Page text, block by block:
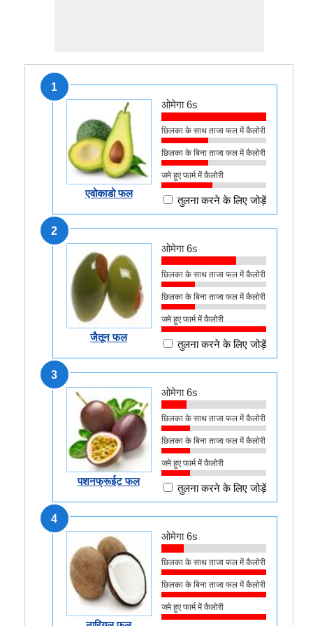
1
एवोकाडो फल
ओमेगा 6s
छिलका के साथ ताजा फल में कैलोरी
छिलका के बिना ताजा फल में कैलोरी
जमे हुए फार्म में कैलोरी
तुलना करने के लिए जोड़ें
2
जैतून फल
ओमेगा 6s
छिलका के साथ ताजा फल में कैलोरी
छिलका के बिना ताजा फल में कैलोरी
जमे हुए फार्म में कैलोरी
तुलना करने के लिए जोड़ें
3
पशनफ्रूईट फल
ओमेगा 6s
छिलका के साथ ताजा फल में कैलोरी
छिलका के बिना ताजा फल में कैलोरी
जमे हुए फार्म में कैलोरी
तुलना करने के लिए जोड़ें
4
ओमेगा 6s
छिलका के साथ ताजा फल में कैलोरी
छिलका के बिना ताजा फल में कैलोरी
जमे हुए फार्म में कैलोरी